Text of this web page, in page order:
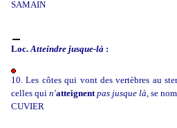
SAMAIN
Loc.Atteindre jusque-là :
10. Les côtes qui vont des vertèbres au
celles qui n'atteignent pas jusque là, se
CUVIER